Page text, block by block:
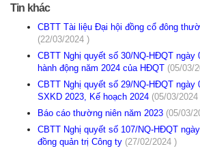
Tin khác
CBTT Tài liệu Đại hội đồng cổ đông
(22/03/2024 )
CBTT Nghị quyết số 30/NQ-HĐQT ngày
hành động năm 2024 của HĐQT (05/03/
CBTT Nghị quyết số 29/NQ-HĐQT ngày
SXKD 2023, Kế hoạch 2024 (05/03/2024
Báo cáo thường niên năm 2023 (05/03/
CBTT Nghị quyết số 107/NQ-HĐQT
đồng quản trị Công ty (27/02/2024 )